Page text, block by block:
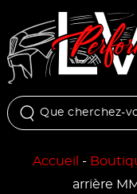
Accueil -
arrière